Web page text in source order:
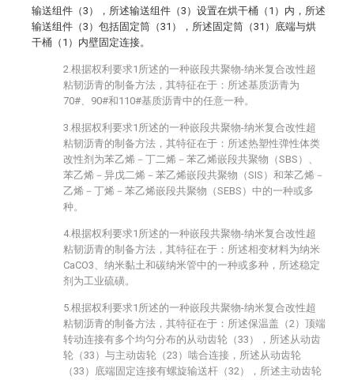
输送组件（3），所述输送组件（3）设置在烘干桶（1）内，所述
输送组件（3）包括固定筒（31），所述固定筒（31）底端与烘
干桶（1）内壁固定连接。
2.根据权利要求1所述的一种嵌段共聚物-纳米复合改性超
粘韧沥青的制备方法，其特征在于：所述基质沥青为
70#、90#和110#基质沥青中的任意一种。
3.根据权利要求1所述的一种嵌段共聚物-纳米复合改性超
粘韧沥青的制备方法，其特征在于：所述热塑性弹性体类
改性剂为苯乙烯－丁二烯－苯乙烯嵌段共聚物（SBS）、
苯乙烯－异戊二烯－苯乙烯嵌段共聚物（SIS）和苯乙烯－
乙烯－丁烯－苯乙烯嵌段共聚物（SEBS）中的一种或多
种。
4.根据权利要求1所述的一种嵌段共聚物-纳米复合改性超
粘韧沥青的制备方法，其特征在于：所述相变材料为纳米
CaCO3、纳米黏土和碳纳米管中的一种或多种，所述稳定
剂为工业硫磺。
5.根据权利要求1所述的一种嵌段共聚物-纳米复合改性超
粘韧沥青的制备方法，其特征在于：所述保温盖（2）顶端
转动连接有多个均匀分布的从动齿轮（33），所述从动齿
轮（33）与主动齿轮（23）啮合连接，所述从动齿轮
（33）底端固定连接有螺旋输送杆（32），所述主动齿轮